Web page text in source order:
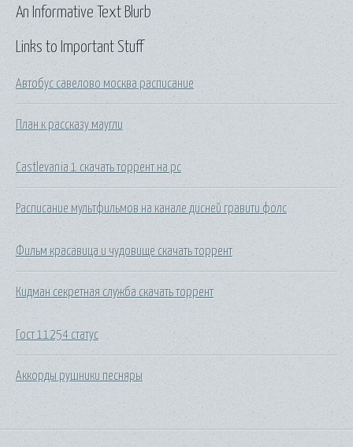
Links to Important Stuff
Автобус савелово москва расписание
План к рассказу маугли
Castlevania 1 скачать торрент на pc
Расписание мультфильмов на канале дисней гравити фолс
Фильм красавица и чудовище скачать торрент
Кидман секретная служба скачать торрент
Гост 11254 статус
Аккорды рушники песняры
An Informative Text Blurb